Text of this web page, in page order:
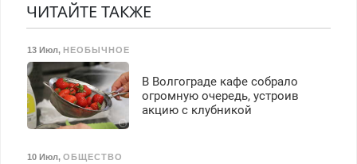
Вызов бесплатный.
ЧИТАЙТЕ ТАКЖЕ
13 Июл, НЕОБЫЧНОЕ
В Волгограде кафе собрало
огромную очередь, устроив
акцию с клубникой
10 Июл, ОБЩЕСТВО